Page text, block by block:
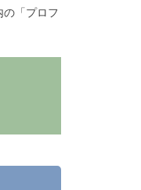
の「プロフ